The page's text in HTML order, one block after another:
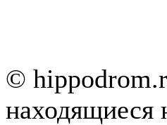
©
находящиеся